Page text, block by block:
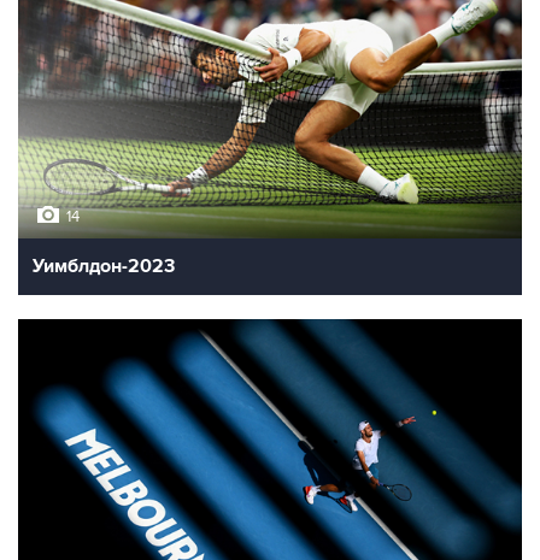
14
Уимблдон-2023